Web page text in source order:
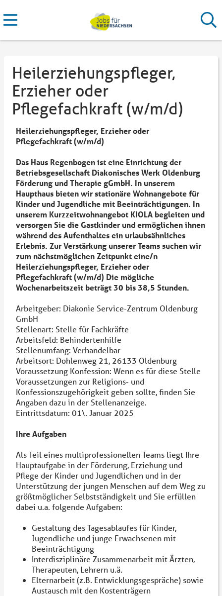
Heilerziehungspfleger,
Erzieher oder
Pflegefachkraft (w/m/d)
Heilerziehungspfleger, Erzieher oder
Pflegefachkraft (w/m/d)
Das Haus Regenbogen ist eine Einrichtung der
Betriebsgesellschaft Diakonisches Werk Oldenburg
Förderung und Therapie gGmbH. In unserem
Haupthaus bieten wir stationäre Wohnangebote für
Kinder und Jugendliche mit Beeinträchtigungen. In
unserem Kurzzeitwohnangebot KIOLA begleiten und
versorgen Sie die Gastkinder und ermöglichen ihnen
während des Aufenthaltes ein urlaubsähnliches
Erlebnis. Zur Verstärkung unserer Teams suchen wir
zum nächstmöglichen Zeitpunkt eine/n
Heilerziehungspfleger, Erzieher oder
Pflegefachkraft (w/m/d) Die mögliche
Wochenarbeitszeit beträgt 30 bis 38,5 Stunden.
Arbeitgeber: Diakonie Service-Zentrum Oldenburg
GmbH
Stellenart: Stelle für Fachkräfte
Arbeitsfeld: Behindertenhilfe
Stellenumfang: Verhandelbar
Arbeitsort: Dohlenweg 21, 26133 Oldenburg
Voraussetzung Konfession: Wenn es für diese Stelle
Voraussetzungen zur Religions- und
Konfessionszugehörigkeit geben sollte, finden Sie
Angaben dazu in der Stellenanzeige.
Eintrittsdatum: 01\. Januar 2025
Ihre Aufgaben
Als Teil eines multiprofessionellen Teams liegt Ihre
Hauptaufgabe in der Förderung, Erziehung und
Pflege der Kinder und Jugendlichen und in der
Unterstützung der jungen Menschen auf dem Weg zu
größtmöglicher Selbstständigkeit und Sie erfüllen
dabei u.a. folgende Aufgaben:
Gestaltung des Tagesablaufes für Kinder,
Jugendliche und junge Erwachsenen mit
Beeinträchtigung
Interdisziplinäre Zusammenarbeit mit Ärzten,
Therapeuten, Lehrern u.ä.
Elternarbeit (z.B. Entwicklungsgespräche) sowie
Austausch mit den Kostenträgern